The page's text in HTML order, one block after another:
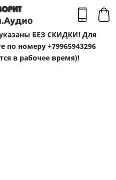
БЕЗ СКИДКИ! Для
по номеру +79965943296
в рабочее время)!